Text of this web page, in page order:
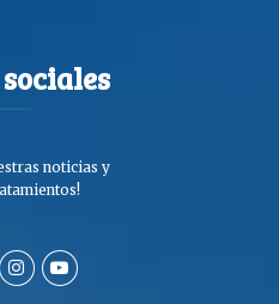
noticias y